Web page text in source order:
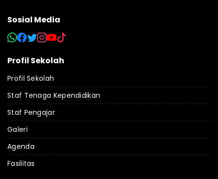
Sosial Media
Profil Sekolah
Profil Sekolah
Staf Tenaga Kependidikan
Staf Pengajar
Galeri
Agenda
Fasilitas